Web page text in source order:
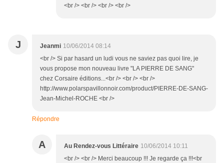
<br /> <br /> <br /> <br />
J Jeanmi 10/06/2014 08:14
<br /> Si par hasard un ludi vous ne saviez pas quoi lire, je
vous propose mon nouveau livre "LA PIERRE DE SANG"
chez Corsaire éditions...<br /> <br /> <br />
http://www.polarspavillonnoir.com/product/PIERRE-DE-SANG-
Jean-Michel-ROCHE <br />
Répondre
A Au Rendez-vous Littéraire 10/06/2014 10:11
<br /> <br /> Merci beaucoup !!! Je regarde ça !!!<br